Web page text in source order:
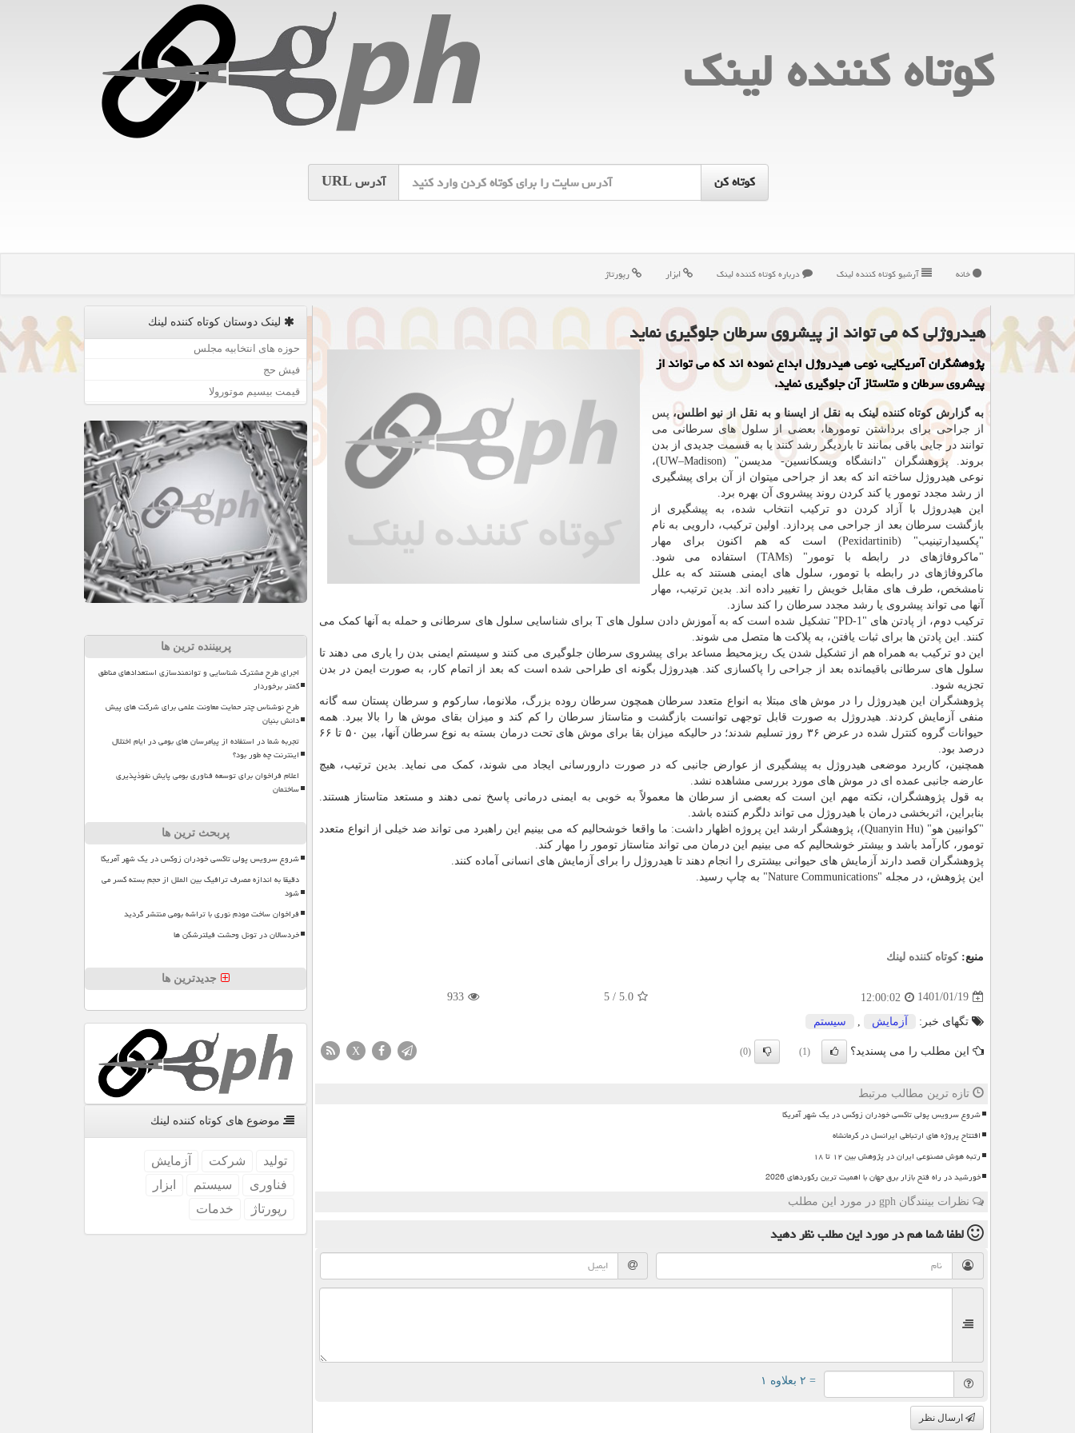
كوتاه كننده لینك
آدرسURL
خانه آرشیو كوتاه كننده لینك درباره كوتاه كننده لینك ابزار رپورتاژ
هیدروژلی که می تواند از پیشروی سرطان جلوگیری نماید
پژوهشگران آمریکایی، نوعی هیدروژل ابداع نموده اند که می تواند از
پیشروی سرطان و متاستاز آن جلوگیری نماید.
به گزارش کوتاه کننده لینک به نقل از ایسنا و به نقل از نیو اطلس، پس
از جراحی برای برداشتن تومورها، بعضی از سلول های سرطانی می
توانند در جایی باقی بمانند تا باردیگر رشد کنند یا به قسمت جدیدی از بدن
بروند. پژوهشگران "دانشگاه ویسکانسین- مدیسن" (UW–Madison)،
نوعی هیدروژل ساخته اند که بعد از جراحی میتوان از آن برای پیشگیری
از رشد مجدد تومور یا کند کردن روند پیشروی آن بهره برد.
این هیدروژل با آزاد کردن دو ترکیب انتخاب شده، به پیشگیری از
بازگشت سرطان بعد از جراحی می پردازد. اولین ترکیب، دارویی به نام
"پکسیدارتینیب" (Pexidartinib) است که هم اکنون برای مهار
"ماکروفاژهای در رابطه با تومور" (TAMs) استفاده می شود.
ماکروفاژهای در رابطه با تومور، سلول های ایمنی هستند که به علل
نامشخص، طرف های مقابل خویش را تغییر داده اند. بدین ترتیب، مهار
آنها می تواند پیشروی یا رشد مجدد سرطان را کند سازد.
ترکیب دوم، از پادتن های "PD-1" تشکیل شده است که به آموزش دادن سلول های T برای شناسایی سلول های سرطانی و حمله به آنها کمک می
کنند. این پادتن ها برای ثبات یافتن، به پلاکت ها متصل می شوند.
این دو ترکیب به همراه هم از تشکیل شدن یک ریزمحیط مساعد برای پیشروی سرطان جلوگیری می کنند و سیستم ایمنی بدن را یاری می دهند تا
سلول های سرطانی باقیمانده بعد از جراحی را پاکسازی کند. هیدروژل بگونه ای طراحی شده است که بعد از اتمام کار، به صورت ایمن در بدن
تجزیه شود.
پژوهشگران این هیدروژل را در موش های مبتلا به انواع متعدد سرطان همچون سرطان روده بزرگ، ملانوما، سارکوم و سرطان پستان سه گانه
منفی آزمایش کردند. هیدروژل به صورت قابل توجهی توانست بازگشت و متاستاز سرطان را کم کند و میزان بقای موش ها را بالا ببرد. همه
حیوانات گروه کنترل شده در عرض ۳۶ روز تسلیم شدند؛ در حالیکه میزان بقا برای موش های تحت درمان بسته به نوع سرطان آنها، بین ۵۰ تا ۶۶
درصد بود.
همچنین، کاربرد موضعی هیدروژل به پیشگیری از عوارض جانبی که در صورت دارورسانی ایجاد می شوند، کمک می نماید. بدین ترتیب، هیچ
عارضه جانبی عمده ای در موش های مورد بررسی مشاهده نشد.
به قول پژوهشگران، نکته مهم این است که بعضی از سرطان ها معمولاً به خوبی به ایمنی درمانی پاسخ نمی دهند و مستعد متاستاز هستند.
بنابراین، اثربخشی درمان با هیدروژل می تواند دلگرم کننده باشد.
"کوانیین هو" (Quanyin Hu)، پژوهشگر ارشد این پروژه اظهار داشت: ما واقعا خوشحالیم که می بینیم این راهبرد می تواند ضد خیلی از انواع متعدد
تومور، کارآمد باشد و بیشتر خوشحالیم که می بینیم این درمان می تواند متاستاز تومور را مهار کند.
پژوهشگران قصد دارند آزمایش های حیوانی بیشتری را انجام دهند تا هیدروژل را برای آزمایش های انسانی آماده کنند.
این پژوهش، در مجله "Nature Communications" به چاپ رسید.
منبع: كوتاه كننده لینك
1401/01/19
12:00:02
5.0
/
5
933
تگهای خبر: آزمایش سیستم
این مطلب را می پسندید؟ (1)
(0)
X
تازه ترین مطالب مرتبط
شروع سرویس پولی تاکسی خودران زوکس در یک شهر آمریکا
افتتاح پروژه های ارتباطی ایرانسل در کرمانشاه
رتبه هوش مصنوعی ایران در پژوهش بین ۱۲ تا ۱۸
خورشید در راه فتح بازار برق جهان با اهمیت ترین رکوردهای 2026
نظرات بینندگان gph در مورد این مطلب
لطفا شما همدر مورد این مطلبنظر دهید
= ۲ بعلاوه ۱
ارسال نظر
لینک دوستان كوتاه كننده لینك
حوزه های انتخابیه مجلس
فیش حج
قیمت بیسیم موتورولا
پربیننده ترین ها
اجرای طرح مشترک شناسایی و توانمندسازی استعدادهای مناطق
کمتر برخوردار
طرح نوشناس چتر حمایت معاونت علمی برای شرکت های پیش
دانش بنیان
تجربه شما در استفاده از پیامرسان های بومی در ایام اختلال
اینترنت چه طور بود؟
اعلام فراخوان برای توسعه فناوری بومی پایش نفوذپذیری
ساختمان
پربحث ترین ها
شروع سرویس پولی تاکسی خودران زوکس در یک شهر آمریکا
دقیقا به اندازه مصرف ترافیک بین الملل از حجم بسته کسر می
شود
فراخوان ساخت مودم نوری با تراشه بومی منتشر گردید
خردسالان در تونل وحشت فیلترشکن ها
جدیدترین ها
موضوع های كوتاه كننده لینك
تولید شركت
آزمایش
فناوری
سیستم
ابزار
رپورتاژ
خدمات